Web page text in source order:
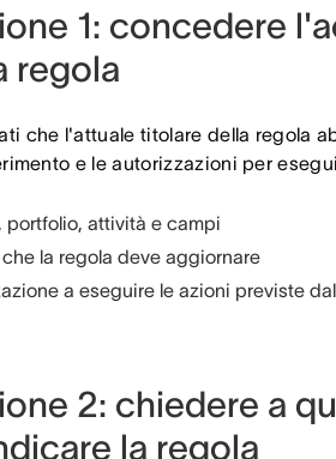
1: concedere
regola
che l'attuale titolare della regola
e le autorizzazioni per
portfolio, attività e campi
la regola deve aggiornare
a eseguire le azioni previste
2: chiedere a
la regola